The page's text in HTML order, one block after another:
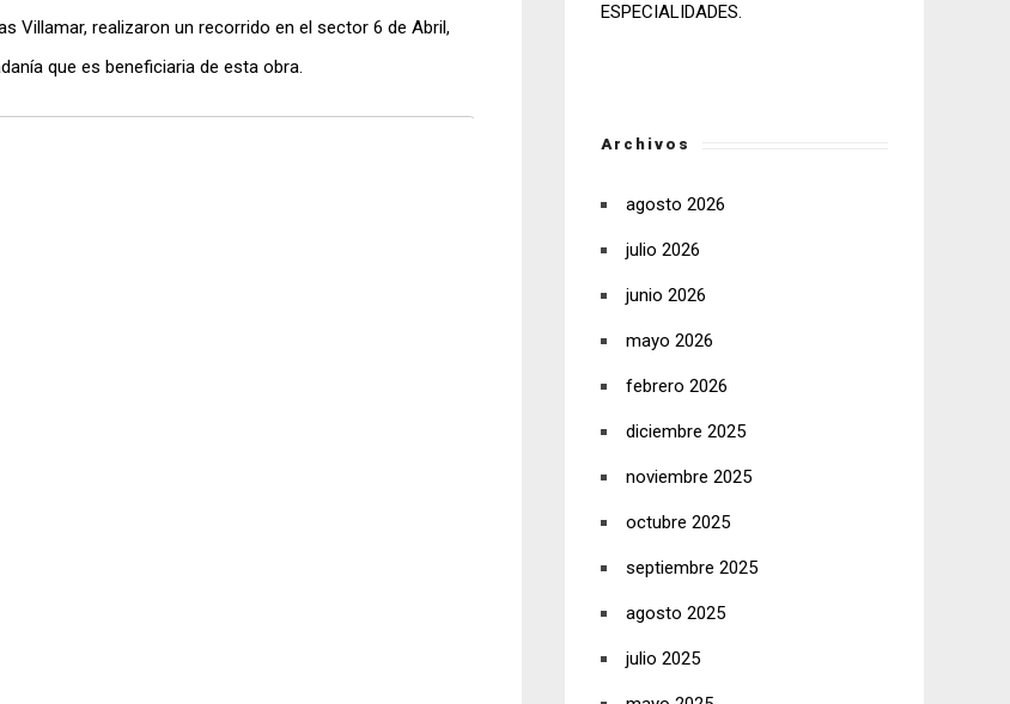
Villamar, realizaron un recorrido en el sector 6 de Abril,
que es beneficiaria de esta obra.
ESPECIALIDADES.
Archivos
agosto 2026
julio 2026
junio 2026
mayo 2026
febrero 2026
diciembre 2025
noviembre 2025
octubre 2025
septiembre 2025
agosto 2025
julio 2025